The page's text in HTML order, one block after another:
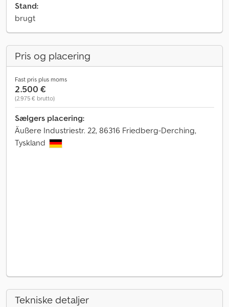
Stand:
brugt
Pris og placering
Fast pris plus moms
2.500 €
(2.975 € brutto)
Sælgers placering:
Äußere Industriestr. 22, 86316 Friedberg-Derching,
Tyskland
Tekniske detaljer